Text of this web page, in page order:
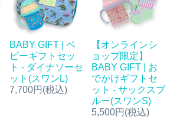
BABY GIFT | ベ
ビーギフトセッ
ト - ダイナソーセ
ット(スワンL)
7,700円(税込)
【オンラインシ
ョップ限定】
BABY GIFT | お
でかけギフトセ
ット - サックスブ
ルー(スワンS)
5,500円(税込)